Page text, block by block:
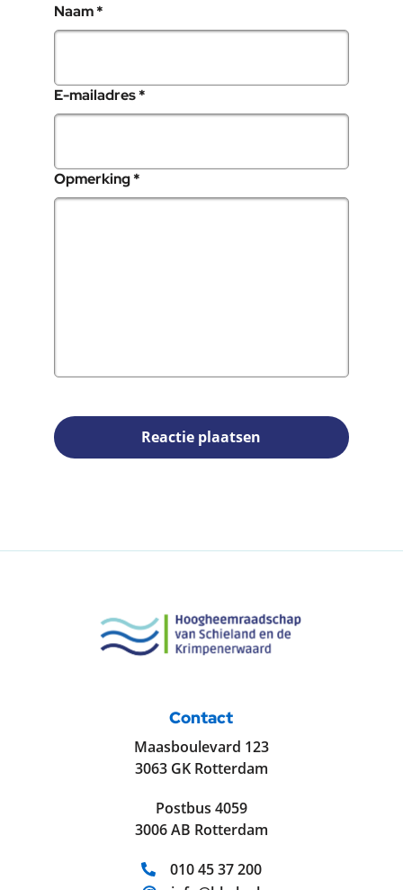
Naam*
E-mailadres*
Opmerking*
Reactie plaatsen
Contact
Maasboulevard 123
3063 GK Rotterdam
Postbus 4059
3006 AB Rotterdam
Telefoonnummer:
010 45 37 200